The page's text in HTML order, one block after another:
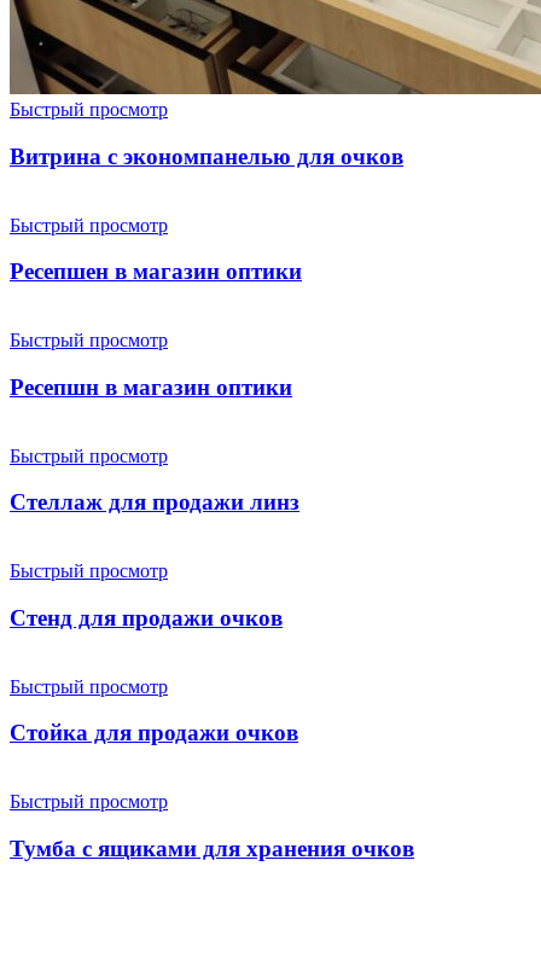
Быстрый просмотр
Витрина с экономпанелью для очков
Быстрый просмотр
Ресепшен в магазин оптики
Быстрый просмотр
Ресепшн в магазин оптики
Быстрый просмотр
Стеллаж для продажи линз
Быстрый просмотр
Стенд для продажи очков
Быстрый просмотр
Стойка для продажи очков
Быстрый просмотр
Тумба с ящиками для хранения очков